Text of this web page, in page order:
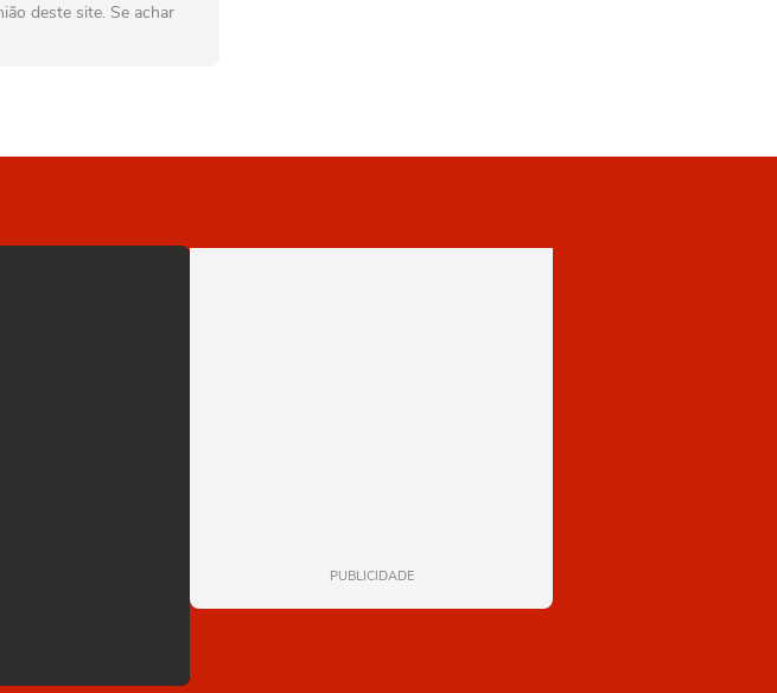
deste site. Se achar
PUBLICIDADE